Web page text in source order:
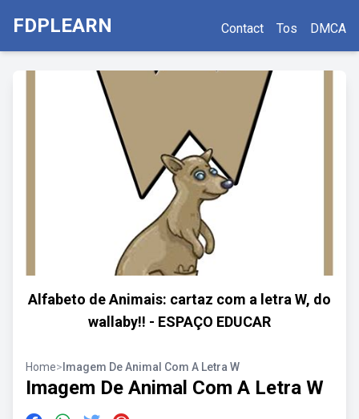
FDPLEARN Contact Tos DMCA
Alfabeto de Animais: cartaz com a letra W, do
wallaby!! - ESPAÇO EDUCAR
Home> Imagem De Animal Com A Letra W
Imagem De Animal Com A Letra W